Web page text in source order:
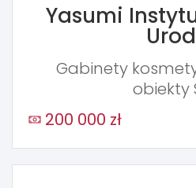
Yasumi
Gabinety
obiekty
200 000 zł